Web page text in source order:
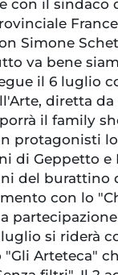
con il sindaco
Simone
va bene
il 6 luglio
diretta
il family
protagonisti
di Geppetto e
del burattino
con lo
si riderà
"Gli Arteteca"